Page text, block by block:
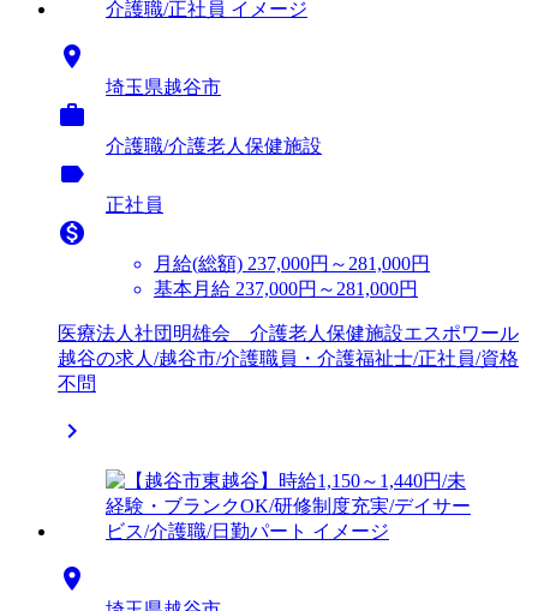

埼玉県越谷市

介護職/介護老人保健施設
label
正社員

月給(総額) 237,000円～281,000円
基本月給 237,000円～281,000円
医療法人社団明雄会 介護老人保健施設エスポワール
越谷の求人/越谷市/介護職員・介護福祉士/正社員/資格
不問

